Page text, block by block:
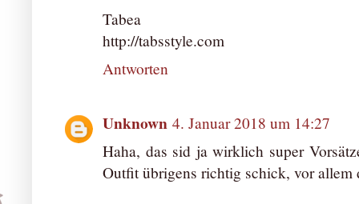
Tabea
http://tabsstyle.com
Antworten
Unknown 4. Januar 2018 um 14:27
Haha, das sid ja wirklich super
Outfit übrigens richtig schick, vor allem